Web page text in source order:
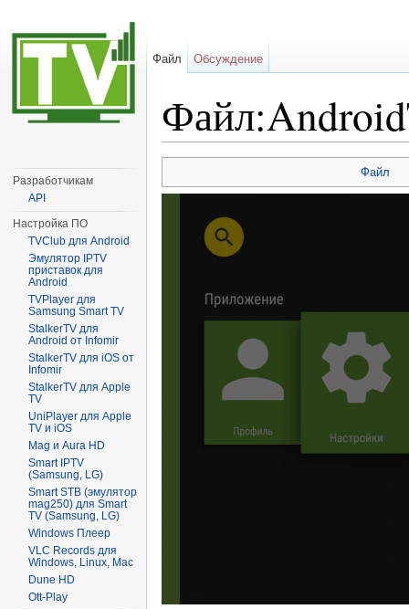
Файл
Файл Обсуждение
Разработчикам
API
Настройка ПО
TVClub для Android
Эмулятор IPTV
приставок для
Android
TVPlayer для
Samsung Smart TV
StalkerTV для
Android от Infomir
StalkerTV для iOS от
Infomir
StalkerTV для Apple
TV
UniPlayer для Apple
TV и iOS
Mag и Aura HD
Smart IPTV
(Samsung, LG)
Smart STB (эмулятор
mag250) для Smart
TV (Samsung, LG)
Windows Плеер
VLC Records для
Windows, Linux, Mac
Dune HD
Ott-Play